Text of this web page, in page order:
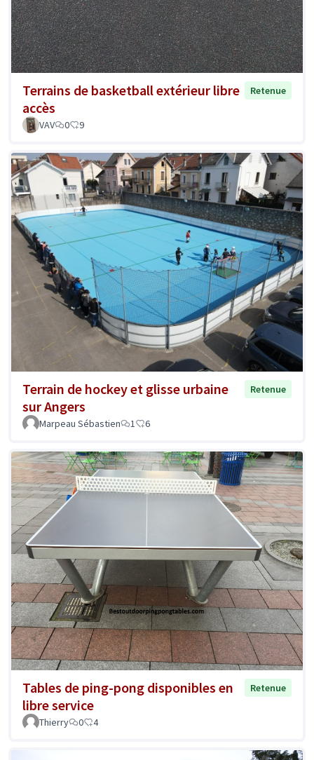
Terrains de basketball extérieur libre
accès
Retenue
VAV 0 9
Terrain de hockey et glisse urbaine
sur Angers
Retenue
Marpeau Sébastien 1 6
Tables de ping-pong disponibles en
libre service
Retenue
Thierry 0 4